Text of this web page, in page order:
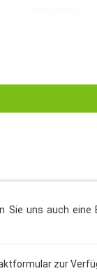
Sie uns auch eine
zur